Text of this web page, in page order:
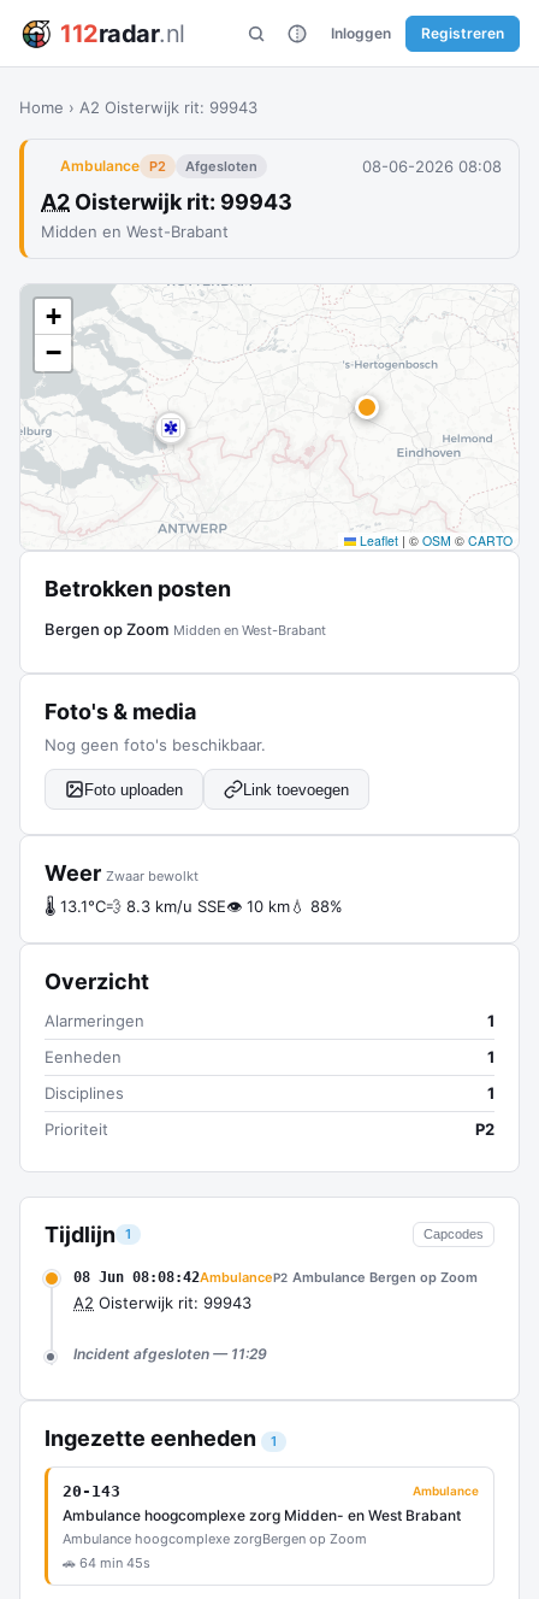
112radar.nl Inloggen Registreren
Home › A2 Oisterwijk rit: 99943
Ambulance P2 Afgesloten 08-06-2026 08:08
A2 Oisterwijk rit: 99943
Midden en West-Brabant
Tijdlijn 1 Capcodes
08 Jun 08:08:42AmbulanceP2 Ambulance Bergen op Zoom
A2 Oisterwijk rit: 99943
Incident afgesloten — 11:29
Ingezette eenheden 1
20-143 Ambulance
Ambulance hoogcomplexe zorg Midden- en West Brabant
Ambulance hoogcomplexe zorgBergen op Zoom
🚗 64 min 45s
+
−
Leaflet | © OSM © CARTO
Betrokken posten
Bergen op Zoom Midden en West-Brabant
Foto's & media
Nog geen foto's beschikbaar.
Foto uploaden Link toevoegen
Weer Zwaar bewolkt
🌡 13.1°C💨 8.3 km/u SSE👁 10 km💧 88%
Overzicht
Alarmeringen
1
Eenheden
1
Disciplines
1
Prioriteit
P2